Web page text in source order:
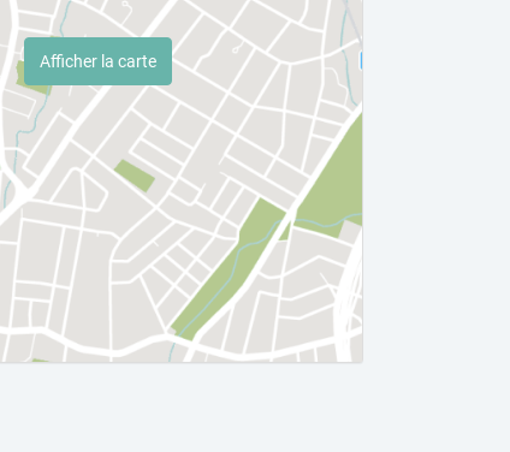
Afficher la carte